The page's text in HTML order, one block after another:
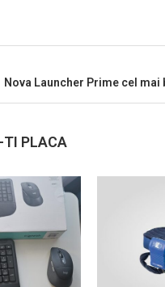
Nova Launcher Prime cel
TI PLACA